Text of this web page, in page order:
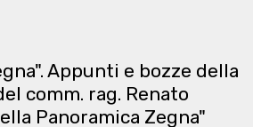
Appunti e bozze della
comm. rag. Renato
Panoramica Zegna"